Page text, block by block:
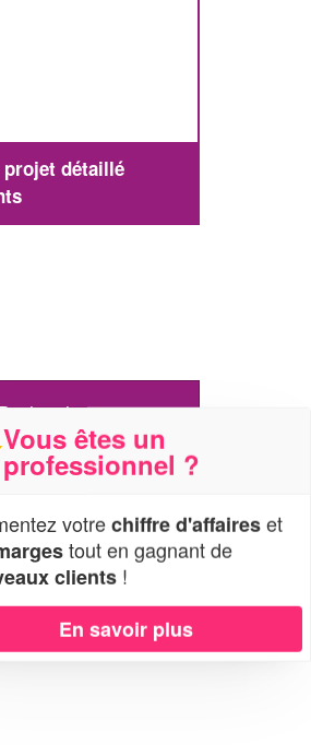
détaillé
Vous êtes un
professionnel ?
votrechiffre d'affaireset
tout en gagnant de
clients !
En savoir plus